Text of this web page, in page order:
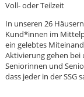
Voll- oder Teilzeit
In unseren 26
Kund*innen im
ein gelebtes
Aktivierung gehen bei
Seniorinnen und
dass jeder in der SSG